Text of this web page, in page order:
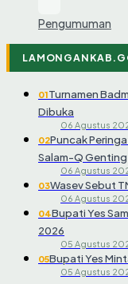
Pengumuman
01Turnamen
Dibuka
06 Agustus
02Puncak
Salam-Q Genting
06 Agustus
03Wasev Sebut
06 Agustus
04Bupati Yes
2026
05 Agustus
05Bupati Yes
05 Agustus